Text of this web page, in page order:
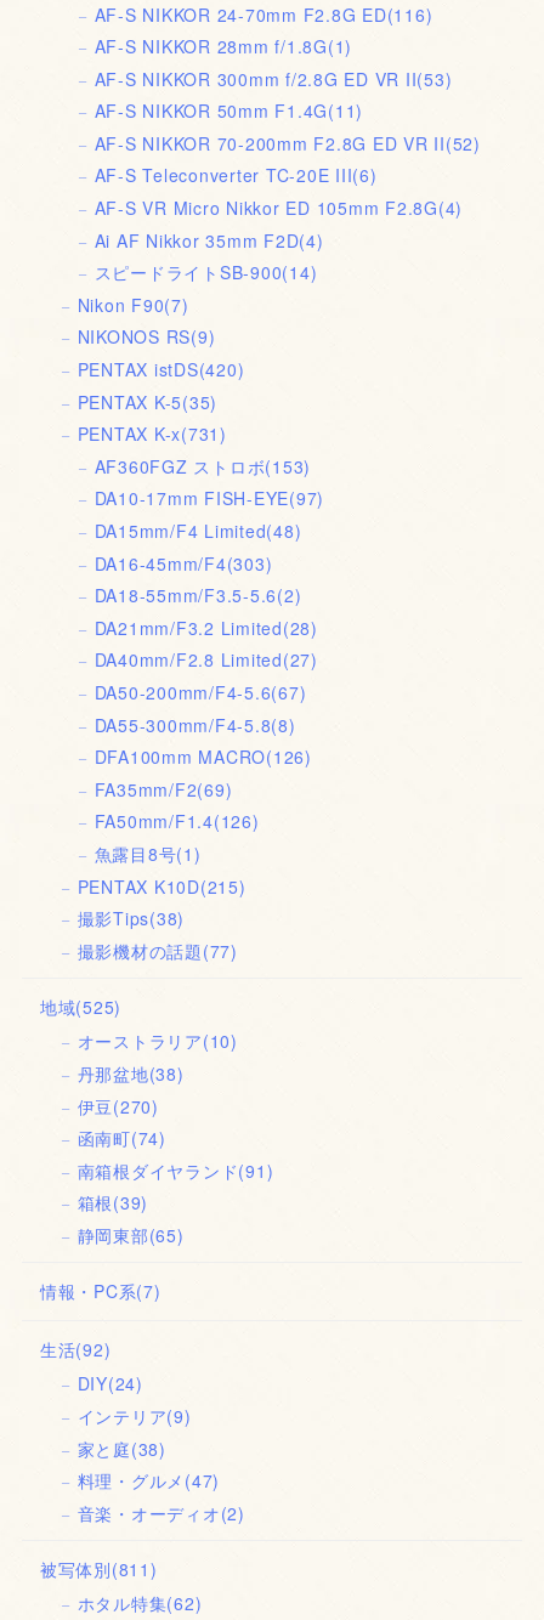
AF-S NIKKOR 24-70mm F2.8G ED(116)
AF-S NIKKOR 28mm f/1.8G(1)
AF-S NIKKOR 300mm f/2.8G ED VR II(53)
AF-S NIKKOR 50mm F1.4G(11)
AF-S NIKKOR 70-200mm F2.8G ED VR II(52)
AF-S Teleconverter TC-20E III(6)
AF-S VR Micro Nikkor ED 105mm F2.8G(4)
Ai AF Nikkor 35mm F2D(4)
スピードライトSB-900(14)
Nikon F90(7)
NIKONOS RS(9)
PENTAX istDS(420)
PENTAX K-5(35)
PENTAX K-x(731)
AF360FGZ ストロボ(153)
DA10-17mm FISH-EYE(97)
DA15mm/F4 Limited(48)
DA16-45mm/F4(303)
DA18-55mm/F3.5-5.6(2)
DA21mm/F3.2 Limited(28)
DA40mm/F2.8 Limited(27)
DA50-200mm/F4-5.6(67)
DA55-300mm/F4-5.8(8)
DFA100mm MACRO(126)
FA35mm/F2(69)
FA50mm/F1.4(126)
魚露目8号(1)
PENTAX K10D(215)
撮影Tips(38)
撮影機材の話題 (77)
地域(525)
オーストラリア(10)
丹那盆地(38)
伊豆(270)
函南町(74)
南箱根ダイヤランド(91)
箱根(39)
静岡東部(65)
情報・PC系(7)
生活(92)
DIY(24)
インテリア(9)
家と庭(38)
料理・グルメ (47)
音楽・オーディオ(2)
被写体別(811)
ホタル特集(62)